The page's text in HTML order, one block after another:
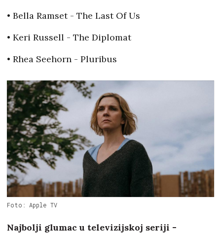
• Bella Ramset - The Last Of Us
• Keri Russell - The Diplomat
• Rhea Seehorn - Pluribus
Foto: Apple TV
Najbolji glumac u televizijskoj seriji -